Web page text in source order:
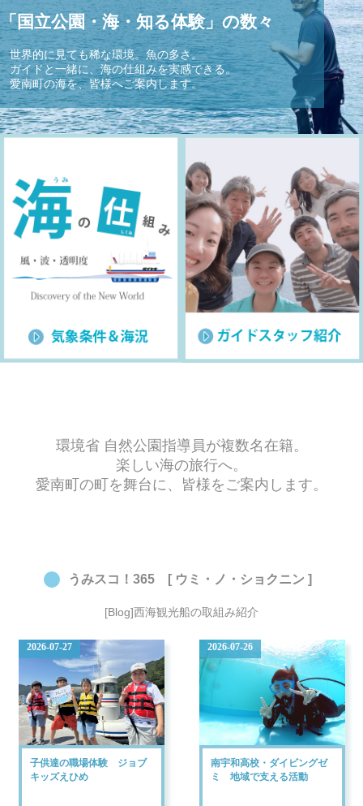
「国立公園・海・知る体験」の数々
世界的に見ても稀な環境。魚の多さ。
ガイドと一緒に、海の仕組みを実感できる。
愛南町の海を、皆様へご案内します。
環境省 自然公園指導員が複数名在籍。
楽しい海の旅行へ。
愛南町の町を舞台に、皆様をご案内します。
うみスコ！365 [ ウミ・ノ・ショクニン ]
[Blog]西海観光船の取組み紹介
2026-07-27
子供達の職場体験 ジョブ
キッズえひめ
2026-07-26
南宇和高校・ダイビングゼ
ミ 地域で支える活動